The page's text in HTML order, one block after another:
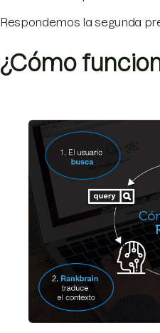
Respondemos la segunda
¿Cómo